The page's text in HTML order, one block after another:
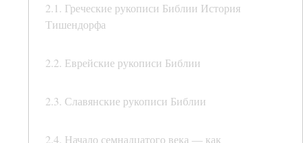
2.1. Греческие рукописи Библии История
Тишендорфа
2.2. Еврейские рукописи Библии
2.3. Славянские рукописи Библии
2.4. Начало семнадцатого века — как